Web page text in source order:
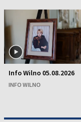
Info Wilno 05.08.2026
INFO WILNO